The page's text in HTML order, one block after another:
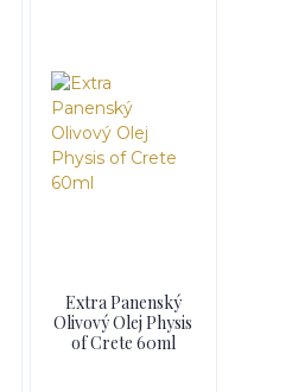
Extra Panenský
Olivový Olej Physis
of Crete 60ml